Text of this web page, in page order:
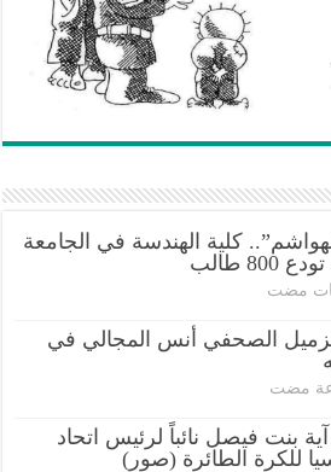
كلية الهندسة في الجامعة
800 طالب
الصحفي أنس المجالي في
آية بنت فيصل نائباً لرئيس اتحاد
للكرة الطائرة (صور)